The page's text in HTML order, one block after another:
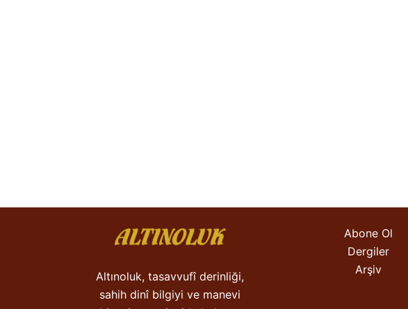
Altınoluk, tasavvufî derinliği,
sahih dinî bilgiyi ve manevi
Abone Ol
Dergiler
Arşiv